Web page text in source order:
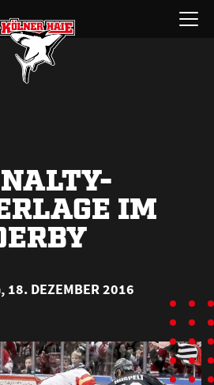
Menü
öffnen
IM
18. DEZEMBER 2016